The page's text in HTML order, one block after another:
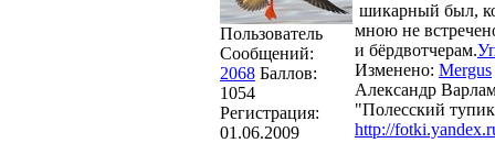
Пользователь
Сообщений:
2068 Баллов:
1054
Регистрация:
01.06.2009
шикарный был,
мною не
и бёрдвотчерам.
Изменено: Mergus
Александр
"Полесский
http://